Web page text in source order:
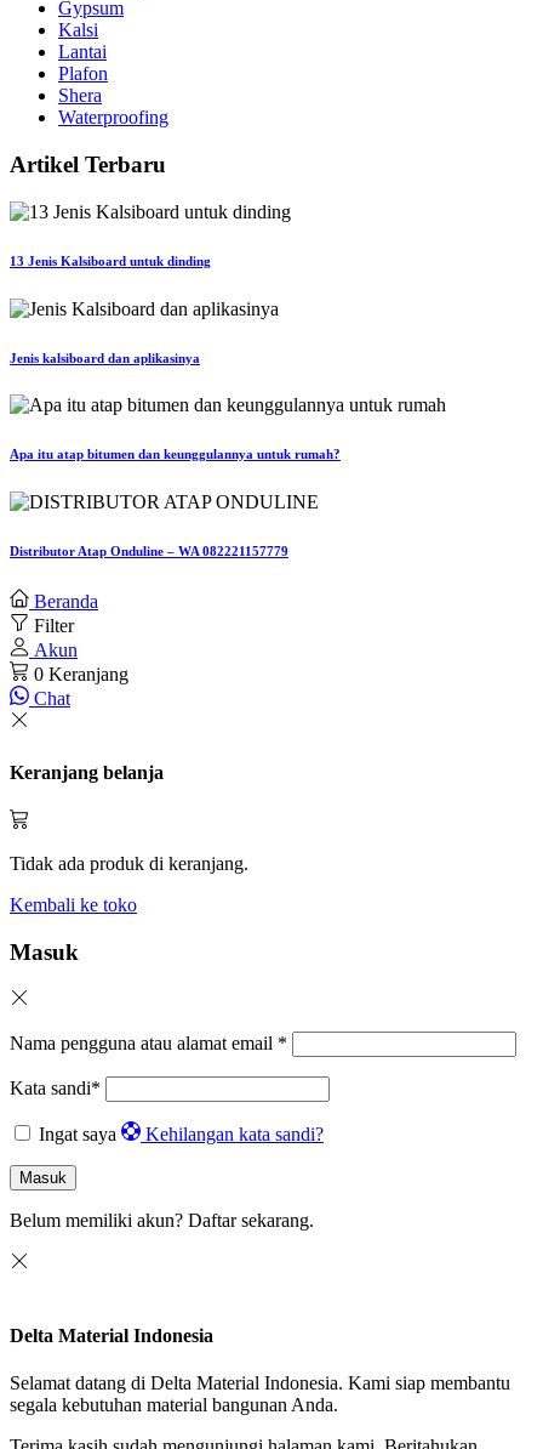
Gypsum
Kalsi
Lantai
Plafon
Shera
Waterproofing
Artikel Terbaru
13 Jenis Kalsiboard untuk dinding
Jenis kalsiboard dan aplikasinya
Apa itu atap bitumen dan keunggulannya untuk rumah?
Distributor Atap Onduline – WA 082221157779
Beranda
Filter
Akun
0 Keranjang
Chat
Keranjang belanja
Tidak ada produk di keranjang.
Kembali ke toko
Masuk
Nama pengguna atau alamat email *
Kata sandi*
Ingat saya Kehilangan kata sandi?
Masuk
Belum memiliki akun? Daftar sekarang.
Delta Material Indonesia
Selamat datang di Delta Material Indonesia. Kami siap membantu
segala kebutuhan material bangunan Anda.